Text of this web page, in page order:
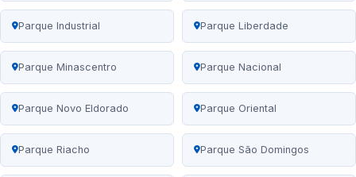
Parque Industrial Parque Liberdade
Parque Minascentro Parque Nacional
Parque Novo Eldorado Parque Oriental
Parque Riacho Parque São Domingos